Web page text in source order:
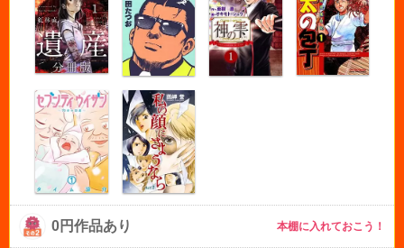
0円作品あり 本棚に入れておこう！